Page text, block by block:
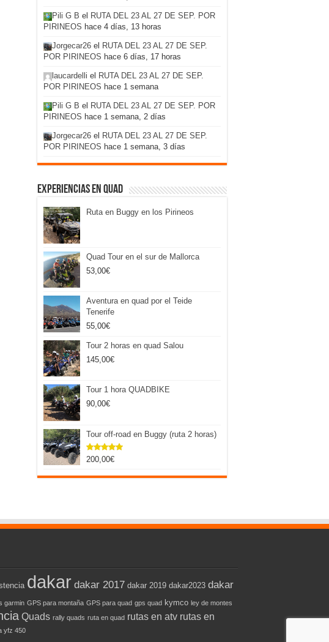
Pili G B el RUTA DEL 23 AL 27 DE SEP. POR
PIRINEOS hace 4 días, 13 horas
Jorgecar26 el RUTA DEL 23 AL 27 DE SEP.
POR PIRINEOS hace 6 días, 17 horas
laucardelli el RUTA DEL 23 AL 27 DE SEP.
POR PIRINEOS hace 1 semana
Pili G B el RUTA DEL 23 AL 27 DE SEP. POR
PIRINEOS hace 1 semana, 2 días
Jorgecar26 el RUTA DEL 23 AL 27 DE SEP.
POR PIRINEOS hace 1 semana, 3 días
Experiencias en Quad
Ruta en Buggy en los Pirineos
Quad Tour en el sur de Mallorca
53,00€
Aventura en quad por el Teide
Tenerife
55,00€
Tour 2 horas en quad Salou
145,00€
Tour 1 hora QUADBIKE
90,00€
Tour off-road en Buggy (ruta 2 horas)
Valorado
de 5
200,00€
dakar dakar 2017 dakar 2019 dakar2023 dakar
garmin GPS para montaña GPS para quad gps quad kymco ley de montes
Quads rally quads ruta en quad rutas en atv rutas en
yfz 450